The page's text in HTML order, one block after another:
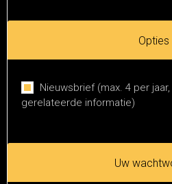
Opties
Nieuwsbrief (max. 4 per
gerelateerde informatie)
Uw